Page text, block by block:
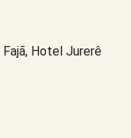
Hotel Jurerê